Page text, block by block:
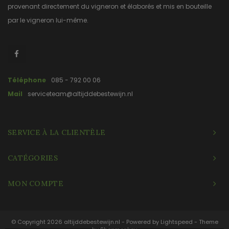
provenant directement du vigneron et élaborés et mis en bouteille
par le vigneron lui-même.
Téléphone
085 - 792 00 06
Mail
serviceteam@altijddebestewijn.nl
SERVICE À LA CLIENTÈLE
CATÉGORIES
MON COMPTE
© Copyright 2026 altijddebestewijn.nl - Powered by Lightspeed - Theme